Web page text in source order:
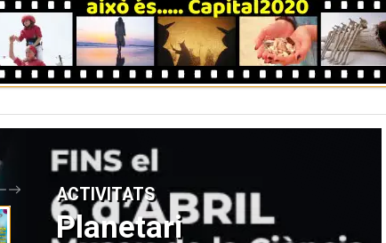
ACTIVITATS
Planetari
N